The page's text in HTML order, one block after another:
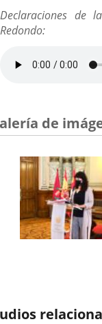
Declaraciones de
Redondo:
de